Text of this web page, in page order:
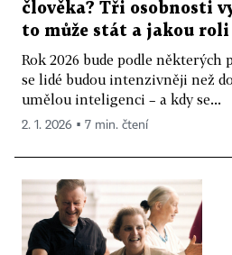
člověka? Tři osobnosti
to může stát a jakou
Rok 2026 bude podle některých
se lidé budou intenzivněji než
umělou inteligenci – a kdy se...
2. 1. 2026 ▪ 7 min. čtení